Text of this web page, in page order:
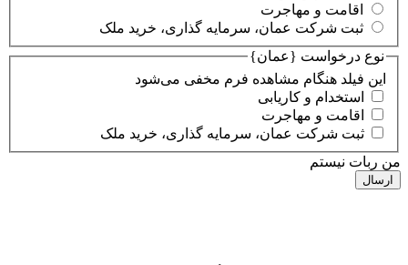
اقامت و مهاجرت
ثبت شرکت عمان، سرمایه گذاری، خرید ملک
این فیلد هنگام مشاهده فرم مخفی می‌شود
نوع درخواست {عمان}
استخدام و کاریابی
اقامت و مهاجرت
ثبت شرکت عمان، سرمایه گذاری، خرید ملک
من ربات نیستم